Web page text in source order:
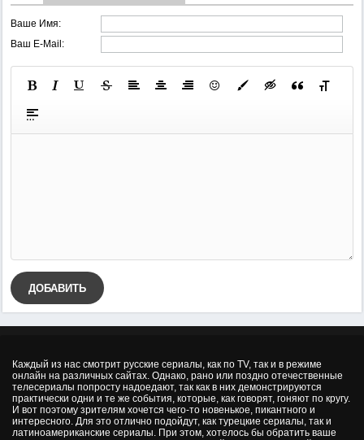
Ваше Имя:
Ваш E-Mail:
ДОБАВИТЬ
Каждый из нас смотрит русские сериалы, как по TV, так и в режиме
онлайн на различных сайтах. Однако, рано или поздно отечественные
телесериалы попросту надоедают, так как в них демонстрируются
практически одни и те же события, которые, как говорят, гоняют по кругу.
И вот поэтому зрителям хочется чего-то новенькое, пикантного и
интересного. Для это отлично подойдут, как турецкие сериалы, так и
латиноамериканские сериалы. При этом, хотелось бы обратить ваше